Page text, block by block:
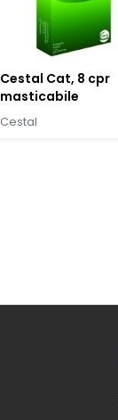
Cestal Cat, 8 cpr
masticabile
Cestal